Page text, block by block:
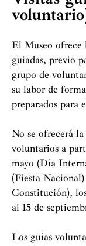
El Museo ofrece
guiadas, previo
grupo de
su labor de
preparados para
No se ofrecerá
voluntarios a
mayo (Día
(Fiesta
Constitución),
al 15 de
Los guías